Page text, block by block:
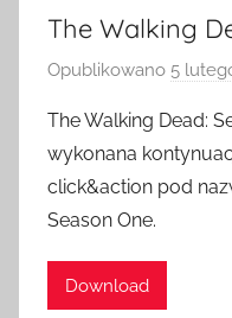
The Walking
Opublikowano 5
The Walking Dead:
wykonana
click&action pod
Season One.
Download